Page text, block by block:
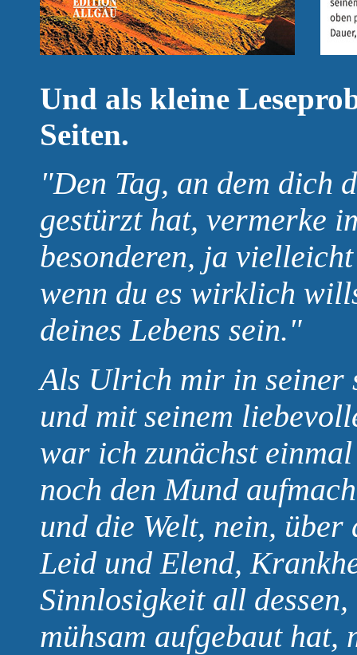
Und als kleine
Seiten.
"Den Tag, an dem dich
gestürzt hat, vermerke
besonderen, ja
wenn du es wirklich
deines Lebens sein."
Als Ulrich mir in seiner
und mit seinem
war ich zunächst
noch den Mund
und die Welt, nein,
Leid und Elend,
Sinnlosigkeit all
mühsam aufgebaut hat,